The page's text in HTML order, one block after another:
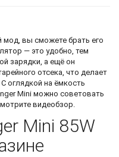
вы сможете брать его
— это удобно, тем
зарядки, а ещё он
отсека, что делает
оглядкой на ёмкость
Mini можно советовать
видеобзор.
Mini 85W